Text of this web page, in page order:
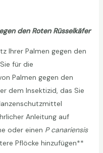
€
€
den Roten Rüsselkäfer
Ihrer Palmen gegen den
für die
Palmen gegen den
dem Insektizid, das Sie
Anleitung auf
oder einen P canariensis
Pflöcke hinzufügen**